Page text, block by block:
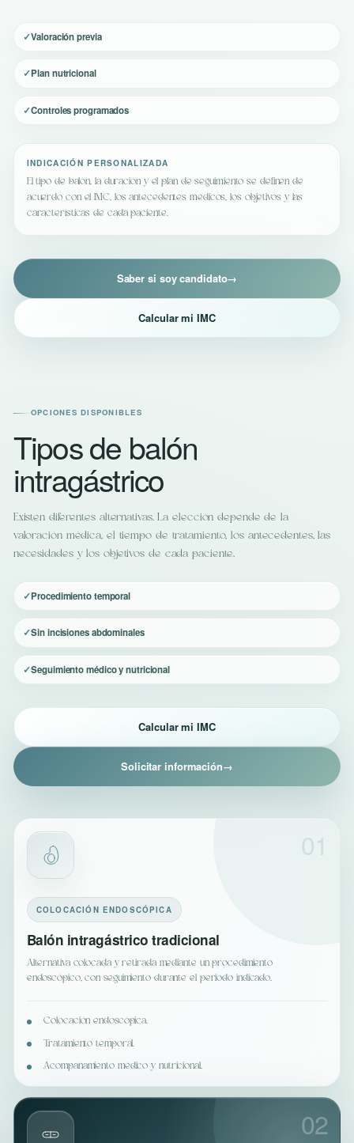
Valoración previa
Plan nutricional
Controles programados
INDICACIÓN PERSONALIZADA
El tipo de balón, la duración y el plan de seguimiento se definen de
acuerdo con el IMC, los antecedentes médicos, los objetivos y las
características de cada paciente.
Saber si soy candidato→
Calcular mi IMC
OPCIONES DISPONIBLES
Tipos de balón
intragástrico
Existen diferentes alternativas. La elección depende de la
valoración médica, el tiempo de tratamiento, los antecedentes, las
necesidades y los objetivos de cada paciente.
Procedimiento temporal
Sin incisiones abdominales
Seguimiento médico y nutricional
Calcular mi IMC
Solicitar información→
01
COLOCACIÓN ENDOSCÓPICA
Balón intragástrico tradicional
Alternativa colocada y retirada mediante un procedimiento
endoscópico, con seguimiento durante el periodo indicado.
Colocación endoscópica.
Tratamiento temporal.
Acompañamiento médico y nutricional.
02